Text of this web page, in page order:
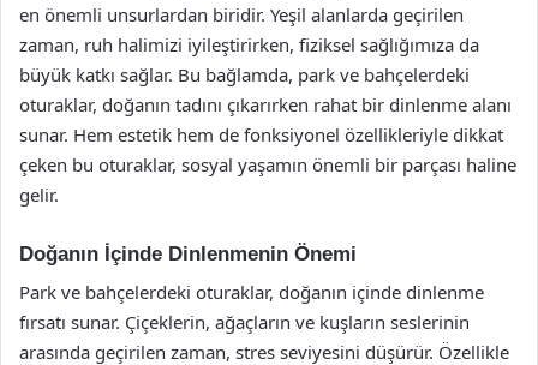
en önemli unsurlardan biridir. Yeşil alanlarda geçirilen
zaman, ruh halimizi iyileştirirken, fiziksel sağlığımıza da
büyük katkı sağlar. Bu bağlamda, park ve bahçelerdeki
oturaklar, doğanın tadını çıkarırken rahat bir dinlenme alanı
sunar. Hem estetik hem de fonksiyonel özellikleriyle dikkat
çeken bu oturaklar, sosyal yaşamın önemli bir parçası haline
gelir.
Doğanın İçinde Dinlenmenin Önemi
Park ve bahçelerdeki oturaklar, doğanın içinde dinlenme
fırsatı sunar. Çiçeklerin, ağaçların ve kuşların seslerinin
arasında geçirilen zaman, stres seviyesini düşürür. Özellikle